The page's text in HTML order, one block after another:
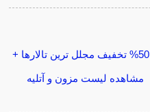
تا 50% تخفیف مجلل ترین تالارها +
مشاهده لیست مزون و آتلیه